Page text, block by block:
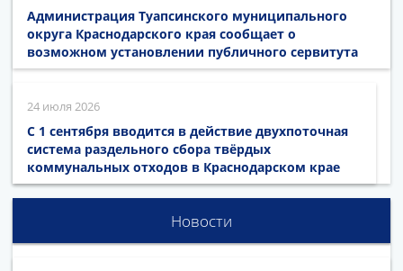
Администрация Туапсинского муниципального
округа Краснодарского края сообщает о
возможном установлении публичного сервитута
24 июля 2026
С 1 сентября вводится в действие двухпоточная
система раздельного сбора твёрдых
коммунальных отходов в Краснодарском крае
Новости